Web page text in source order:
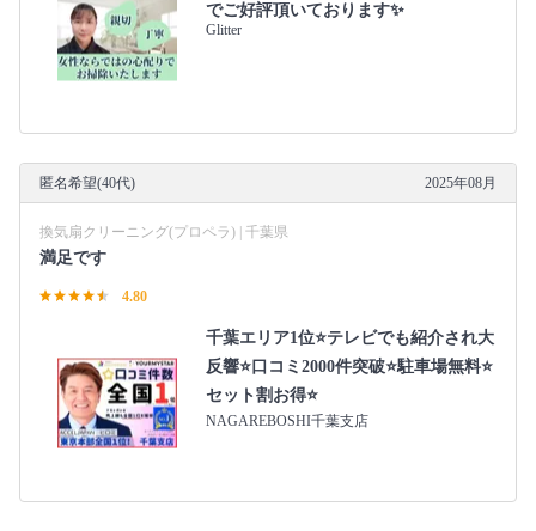
でご好評頂いております✨
Glitter
匿名希望(40代) 2025年08月
換気扇クリーニング(プロペラ) | 千葉県
満足です
4.80
千葉エリア1位⭐テレビでも紹介され大
反響⭐️口コミ2000件突破⭐️駐車場無料⭐
セット割お得⭐
NAGAREBOSHI千葉支店